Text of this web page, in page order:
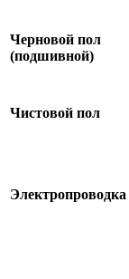
Черновой пол
(подшивной)
Чистовой пол
Электропроводка